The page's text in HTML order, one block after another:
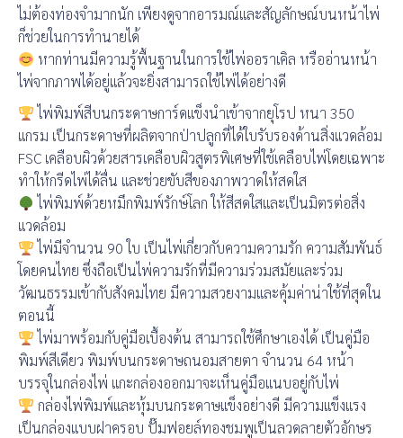
ไม่ต้องท่องจำมากนัก เพียงดูจากอารมณ์และสัญลักษณ์บนหน้าไพ่
ก็ช่วยในการทำนายได้
หากท่านมีความรู้พื้นฐานในการใช้ไพ่ออราเคิล หรืออ่านหน้า
ไพ่จากภาพได้อยู่แล้วจะยิ่งสามารถใช้ไพ่ได้อย่างดี
ไพ่พิมพ์สีบนกระดาษการ์ดแข็งนำเข้าจากยุโรป หนา 350
แกรม เป็นกระดาษที่ผลิตจากป่าปลูกที่ได้ใบรับรองด้านสิ่งแวดล้อม
FSC เคลือบผิวด้วยสารเคลือบผิวสูตรพิเศษที่ใช้เคลือบไพ่โดยเฉพาะ
ทำให้กรีดไพ่ได้ลื่น และช่วยขับสีของภาพวาดให้สดใส
ไพ่พิมพ์ด้วยหมึกพิมพ์รักษ์โลก ให้สีสดใสและเป็นมิตรต่อสิ่ง
แวดล้อม
ไพ่มีจำนวน 90 ใบ เป็นไพ่เกี่ยวกับความความรัก ความสัมพันธ์
โดยคนไทย ซึ่งถือเป็นไพ่ความรักที่มีความร่วมสมัยและร่วม
วัฒนธรรมเข้ากับสังคมไทย มีความสวยงามและคุ้มค่าน่าใช้ที่สุดใน
ตอนนี้
ไพ่มาพร้อมกับคู่มือเบื้องต้น สามารถใช้ศึกษาเองได้ เป็นคู่มือ
พิมพ์สีเดียว พิมพ์บนกระดาษถนอมสายตา จำนวน 64 หน้า
บรรจุในกล่องไพ่ แกะกล่องออกมาจะเห็นคู่มือแนบอยู่กับไพ่
กล่องไพ่พิมพ์และหุ้มบนกระดาษแข็งอย่างดี มีความแข็งแรง
เป็นกล่องแบบฝาครอบ ปั๊มฟอยล์ทองชมพูเป็นลวดลายตัวอักษร